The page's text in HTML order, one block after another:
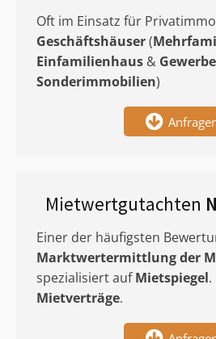
Oft im Einsatz für
Geschäftshäuser(
Einfamilienhaus &
Sonderimmobilien)
Mietwertgutachten
Einer der häufigsten
Marktwertermittlungder
spezialisiert aufMietspiegel
Mietverträge.